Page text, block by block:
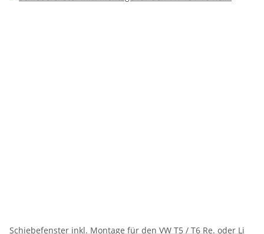
Schiebefenster inkl. Montage für den VW T5 / T6 Re. oder Li